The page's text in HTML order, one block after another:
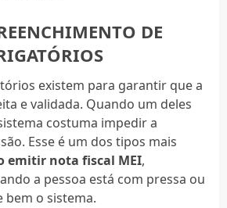
DE
existem para garantir que a
e validada. Quando um deles
costuma impedir a
Esse é um dos tipos mais
emitir nota fiscal MEI,
a pessoa está com pressa ou
bem o sistema.